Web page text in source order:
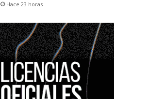
Hace 23 horas